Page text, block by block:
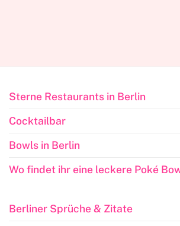
Sterne Restaurants in Berlin
Cocktailbar
Bowls in Berlin
Wo findet ihr eine leckere Poké
Berliner Sprüche & Zitate